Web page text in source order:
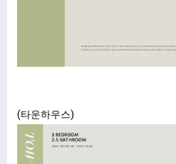
(타운하우스)